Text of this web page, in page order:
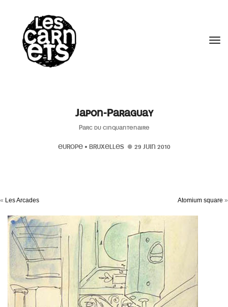
Japon-Paraguay
Parc du cinquantenaire
EUROPE• BRUXELLES 29 JUIN 2010
« Les Arcades Atomium square »